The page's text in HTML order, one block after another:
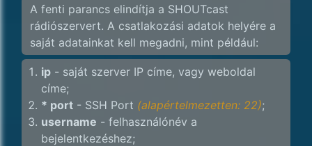
A fenti parancs elindítja a SHOUTcast
rádiószervert. A csatlakozási adatok helyére a
saját adatainkat kell megadni, mint például:
ip - saját szerver IP címe, vagy weboldal
címe;
* port - SSH Port (alapértelmezetten: 22);
username - felhasználónév a
bejelentkezéshez;